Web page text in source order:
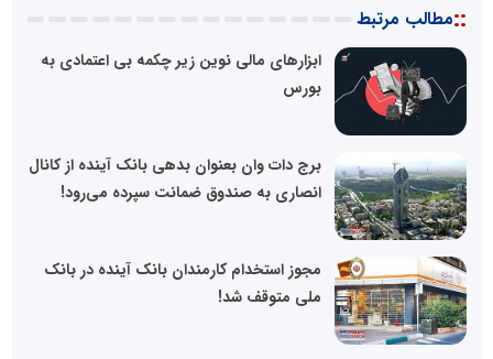
::مطالب مرتبط
ابزارهای مالی نوین زیر چکمه بی‌ اعتمادی به
بورس
برج دات وان بعنوان بدهی بانک آینده از کانال
انصاری به صندوق ضمانت سپرده می‌رود!
مجوز استخدام کارمندان بانک آینده در بانک
ملی متوقف شد!